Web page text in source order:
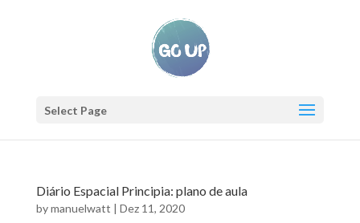
Select Page
Diário Espacial Principia: plano de aula
bymanuelwatt | Dez 11, 2020